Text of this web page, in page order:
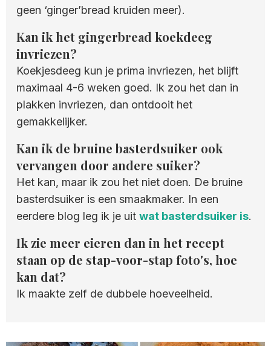
geen ‘ginger’bread kruiden meer).
Kan ik het gingerbread koekdeeg
invriezen?
Koekjesdeeg kun je prima invriezen, het blijft
maximaal 4-6 weken goed. Ik zou het dan in
plakken invriezen, dan ontdooit het
gemakkelijker.
Kan ik de bruine basterdsuiker ook
vervangen door andere suiker?
Het kan, maar ik zou het niet doen. De bruine
basterdsuiker is een smaakmaker. In een
eerdere blog leg ik je uit wat basterdsuiker is.
Ik zie meer eieren dan in het recept
staan op de stap-voor-stap foto's, hoe
kan dat?
Ik maakte zelf de dubbele hoeveelheid.